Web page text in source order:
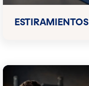
ESTIRAMIENTOS